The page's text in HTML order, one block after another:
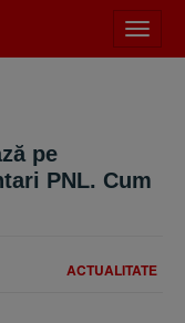
meniu
pe
PNL. Cum
ACTUALITATE